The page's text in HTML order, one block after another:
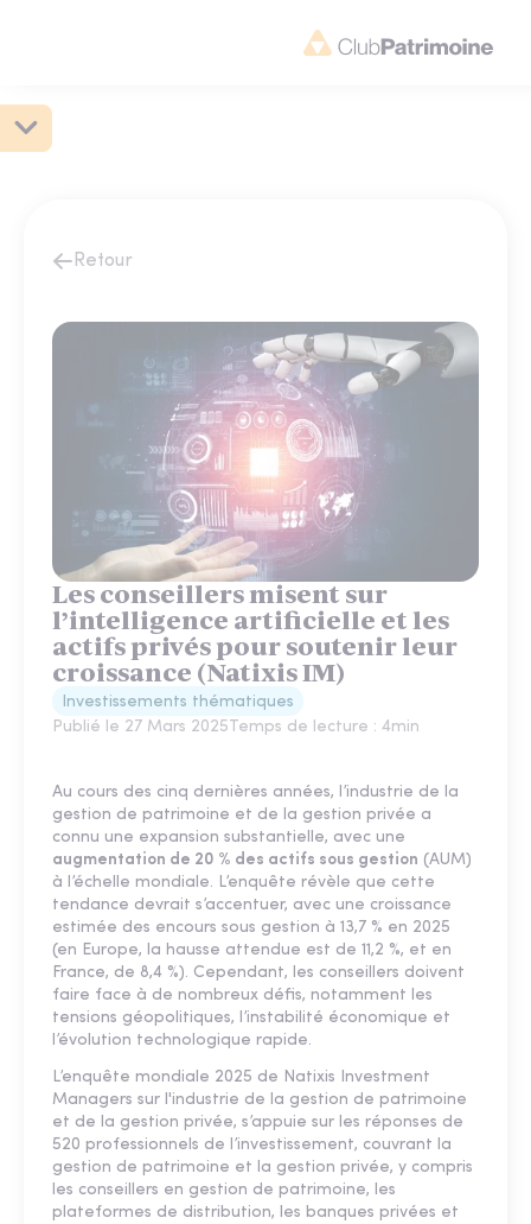
Retour
Les conseillers misent sur
l’intelligence artificielle et les
actifs privés pour soutenir leur
croissance (Natixis IM)
Investissements thématiques
Publié le 27 Mars 2025 Temps de lecture : 4min
Au cours des cinq dernières années, l’industrie de la
gestion de patrimoine et de la gestion privée a
connu une expansion substantielle, avec une
augmentation de 20 % des actifs sous gestion (AUM)
à l’échelle mondiale. L’enquête révèle que cette
tendance devrait s’accentuer, avec une croissance
estimée des encours sous gestion à 13,7 % en 2025
(en Europe, la hausse attendue est de 11,2 %, et en
France, de 8,4 %). Cependant, les conseillers doivent
faire face à de nombreux défis, notamment les
tensions géopolitiques, l’instabilité économique et
l’évolution technologique rapide.
L’enquête mondiale 2025 de Natixis Investment
Managers sur l'industrie de la gestion de patrimoine
et de la gestion privée, s’appuie sur les réponses de
520 professionnels de l’investissement, couvrant la
gestion de patrimoine et la gestion privée, y compris
les conseillers en gestion de patrimoine, les
plateformes de distribution, les banques privées et